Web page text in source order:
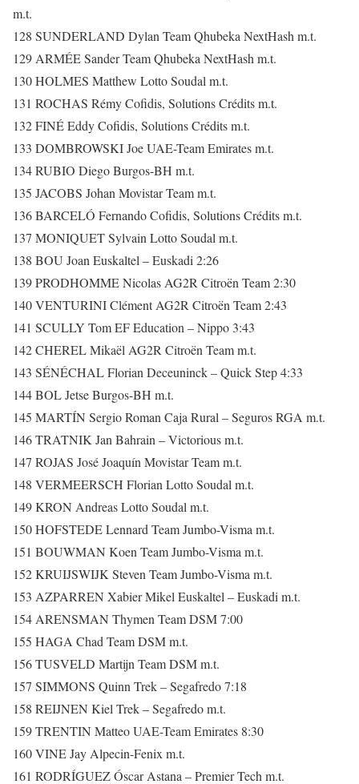
m.t.
128 SUNDERLAND Dylan Team Qhubeka NextHash m.t.
129 ARMÉE Sander Team Qhubeka NextHash m.t.
130 HOLMES Matthew Lotto Soudal m.t.
131 ROCHAS Rémy Cofidis, Solutions Crédits m.t.
132 FINÉ Eddy Cofidis, Solutions Crédits m.t.
133 DOMBROWSKI Joe UAE-Team Emirates m.t.
134 RUBIO Diego Burgos-BH m.t.
135 JACOBS Johan Movistar Team m.t.
136 BARCELÓ Fernando Cofidis, Solutions Crédits m.t.
137 MONIQUET Sylvain Lotto Soudal m.t.
138 BOU Joan Euskaltel – Euskadi 2:26
139 PRODHOMME Nicolas AG2R Citroën Team 2:30
140 VENTURINI Clément AG2R Citroën Team 2:43
141 SCULLY Tom EF Education – Nippo 3:43
142 CHEREL Mikaël AG2R Citroën Team m.t.
143 SÉNÉCHAL Florian Deceuninck – Quick Step 4:33
144 BOL Jetse Burgos-BH m.t.
145 MARTÍN Sergio Roman Caja Rural – Seguros RGA m.t.
146 TRATNIK Jan Bahrain – Victorious m.t.
147 ROJAS José Joaquín Movistar Team m.t.
148 VERMEERSCH Florian Lotto Soudal m.t.
149 KRON Andreas Lotto Soudal m.t.
150 HOFSTEDE Lennard Team Jumbo-Visma m.t.
151 BOUWMAN Koen Team Jumbo-Visma m.t.
152 KRUIJSWIJK Steven Team Jumbo-Visma m.t.
153 AZPARREN Xabier Mikel Euskaltel – Euskadi m.t.
154 ARENSMAN Thymen Team DSM 7:00
155 HAGA Chad Team DSM m.t.
156 TUSVELD Martijn Team DSM m.t.
157 SIMMONS Quinn Trek – Segafredo 7:18
158 REIJNEN Kiel Trek – Segafredo m.t.
159 TRENTIN Matteo UAE-Team Emirates 8:30
160 VINE Jay Alpecin-Fenix m.t.
161 RODRÍGUEZ Óscar Astana – Premier Tech m.t.